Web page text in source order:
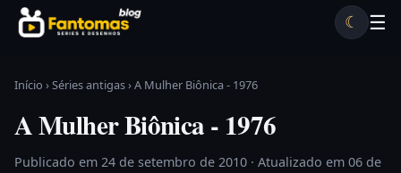
Pular para o conteúdo
☰
☾
Início ›Séries antigas›A Mulher Biônica - 1976
A Mulher Biônica - 1976
Publicado em 24 de setembro de 2010 · Atualizado em 06 de